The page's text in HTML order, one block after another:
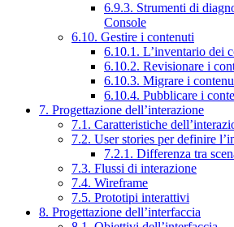
6.9.3. Strumenti di
Console
6.10. Gestire i contenuti
6.10.1. L’inventario dei
6.10.2. Revisionare i
6.10.3. Migrare i
6.10.4. Pubblicare i
7. Progettazione dell’interazione
7.1. Caratteristiche
7.2. User stories per definire
7.2.1. Differenza tra
7.3. Flussi di interazione
7.4. Wireframe
7.5. Prototipi interattivi
8. Progettazione dell’interfaccia